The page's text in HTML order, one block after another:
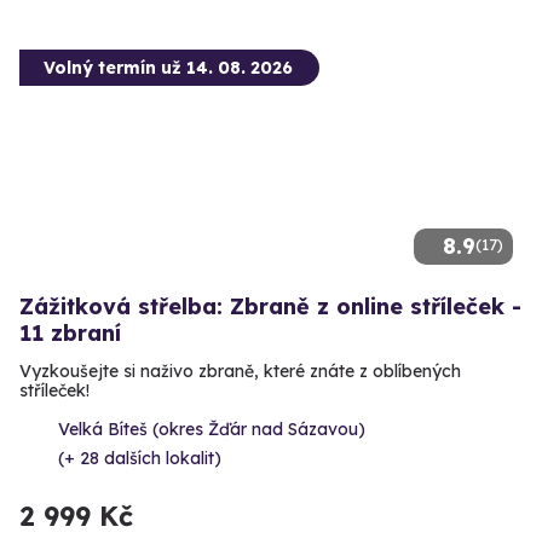
8.9(17)
Volný termín už 14. 08. 2026
Zážitková střelba: Zbraně z online stříleček -
11 zbraní
Vyzkoušejte si naživo zbraně, které znáte z oblíbených
stříleček!
Velká Bíteš (okres Žďár nad Sázavou)
(+ 28 dalších lokalit)
2 999 Kč